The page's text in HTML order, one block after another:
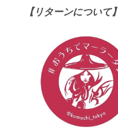
【リターンについて】